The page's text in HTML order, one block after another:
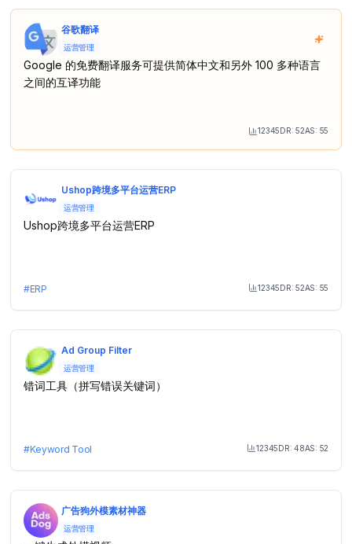
谷歌翻译
运营管理
Google 的免费翻译服务可提供简体中文和另外 100 多种语言
之间的互译功能
Month Visit
12345DR:52AS: 55
Ushop跨境多平台运营ERP
运营管理
Ushop跨境多平台运营ERP
#ERP Month Visit
12345DR:52AS: 55
Ad Group Filter
运营管理
错词工具（拼写错误关键词）
#Keyword Tool Month Visit
12345DR:48AS: 52
广告狗外模素材神器
运营管理